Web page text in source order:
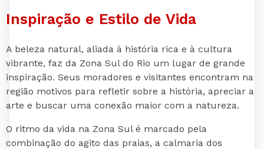
Inspiração e Estilo de Vida
A beleza natural, aliada à história rica e à cultura
vibrante, faz da Zona Sul do Rio um lugar de grande
inspiração. Seus moradores e visitantes encontram na
região motivos para refletir sobre a história, apreciar a
arte e buscar uma conexão maior com a natureza.
O ritmo da vida na Zona Sul é marcado pela
combinação do agito das praias, a calmaria dos